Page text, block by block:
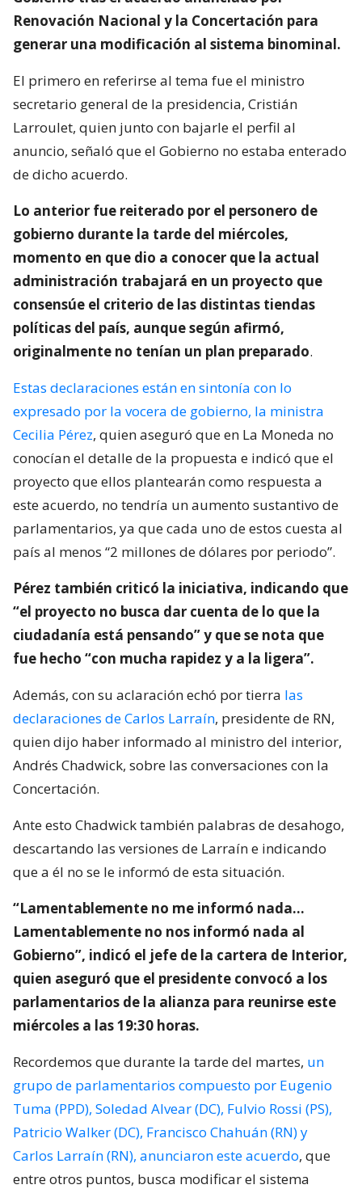
Renovación Nacional y la Concertación para
generar una modificación al sistema binominal.
El primero en referirse al tema fue el ministro
secretario general de la presidencia, Cristián
Larroulet, quien junto con bajarle el perfil al
anuncio, señaló que el Gobierno no estaba enterado
de dicho acuerdo.
Lo anterior fue reiterado por el personero de
gobierno durante la tarde del miércoles,
momento en que dio a conocer que la actual
administración trabajará en un proyecto que
consensúe el criterio de las distintas tiendas
políticas del país, aunque según afirmó,
originalmente no tenían un plan preparado.
Estas declaraciones están en sintonía con lo
expresado por la vocera de gobierno, la ministra
Cecilia Pérez, quien aseguró que en La Moneda no
conocían el detalle de la propuesta e indicó que el
proyecto que ellos plantearán como respuesta a
este acuerdo, no tendría un aumento sustantivo de
parlamentarios, ya que cada uno de estos cuesta al
país al menos “2 millones de dólares por periodo”.
Pérez también criticó la iniciativa, indicando que
“el proyecto no busca dar cuenta de lo que la
ciudadanía está pensando” y que se nota que
fue hecho “con mucha rapidez y a la ligera”.
Además, con su aclaración echó por tierra las
declaraciones de Carlos Larraín, presidente de RN,
quien dijo haber informado al ministro del interior,
Andrés Chadwick, sobre las conversaciones con la
Concertación.
Ante esto Chadwick también palabras de desahogo,
descartando las versiones de Larraín e indicando
que a él no se le informó de esta situación.
“Lamentablemente no me informó nada…
Lamentablemente no nos informó nada al
Gobierno”, indicó el jefe de la cartera de Interior,
quien aseguró que el presidente convocó a los
parlamentarios de la alianza para reunirse este
miércoles a las 19:30 horas.
Recordemos que durante la tarde del martes, un
grupo de parlamentarios compuesto por Eugenio
Tuma (PPD), Soledad Alvear (DC), Fulvio Rossi (PS),
Patricio Walker (DC), Francisco Chahuán (RN) y
Carlos Larraín (RN), anunciaron este acuerdo, que
entre otros puntos, busca modificar el sistema